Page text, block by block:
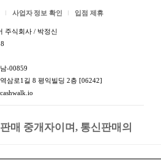
사업자 정보 확인 입점 제휴
주식회사 / 박정신
-00859
삼로1길 8 평익빌딩 2층 [06242]
매 중개자이며, 통신판매의
관한 의무와 책임은 판매자에